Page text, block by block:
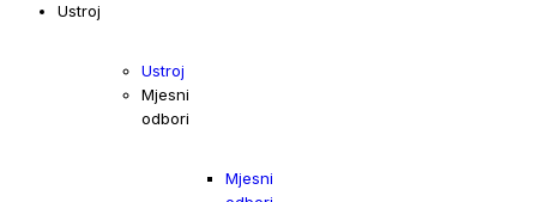
Ustroj
Ustroj
Mjesni
odbori
Mjesni